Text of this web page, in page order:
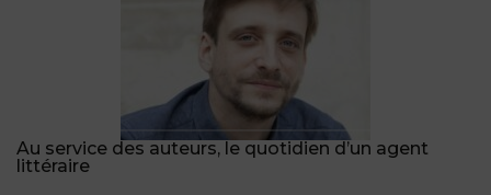
Au service des auteurs, le quotidien d’un agent
littéraire